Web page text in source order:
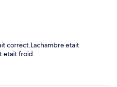
correct.Lachambre etait
etait froid.